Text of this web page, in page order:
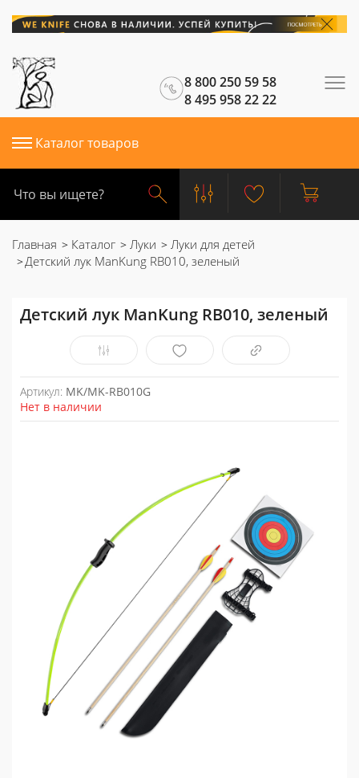
8 800 250 59 58
8 495 958 22 22
Каталог товаров
Главная Каталог Луки
Луки для детей
Детский лук ManKung RB010, зеленый
Детский лук ManKung RB010, зеленый
Артикул: MK/MK-RB010G
Нет в наличии